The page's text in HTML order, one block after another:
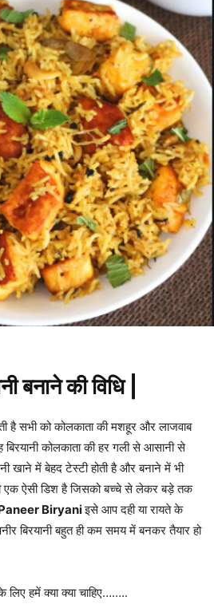
बनाने की विधि |
है सभी को कोलकाता की मशहूर और लाजवाब
कोलकाता की हर गली से आसानी से
खाने में बेहद टेस्‍टी होती है और बनाने में भी
एक ऐसी डिश है जिसको बच्चे से लेकर बड़े तक
Biryaniइसे आप दही या रायते के
बिरयानी बहुत ही कम समय में बनकर तैयार हो
हमें क्या क्या चाहिए……..